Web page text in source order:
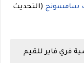
(التحديث
فري فاير للقيم